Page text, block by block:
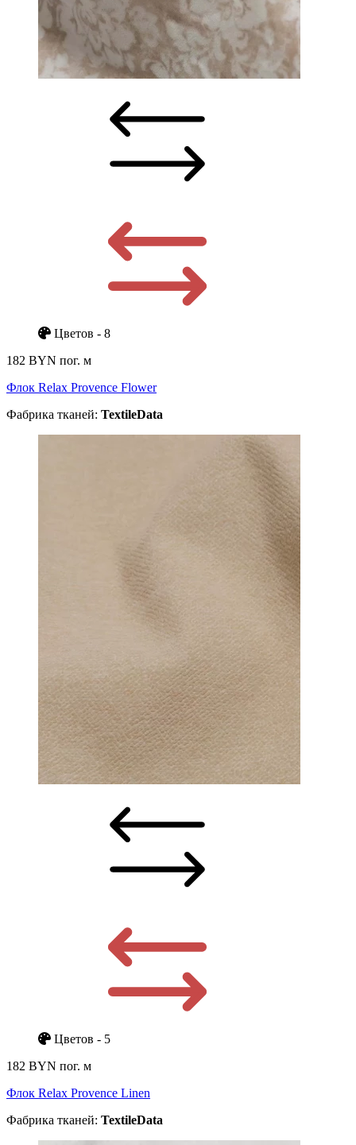
Цветов - 8
182 BYN пог. м
Флок Relax Provence Flower
Фабрика тканей: TextileData
Цветов - 5
182 BYN пог. м
Флок Relax Provence Linen
Фабрика тканей: TextileData